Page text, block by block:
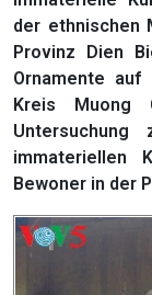
der ethnischen
Provinz Dien
Ornamente
Kreis Muong
immateriellen
Bewoner in der